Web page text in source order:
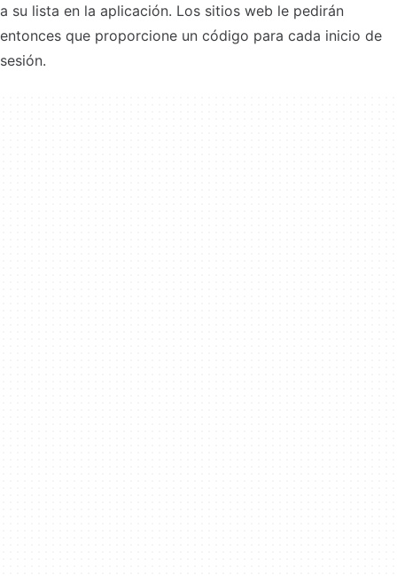
a su lista en la aplicación. Los sitios web le pedirán
entonces que proporcione un código para cada inicio de
sesión.